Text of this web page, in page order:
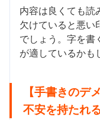
内容は良くても読
欠けていると悪い
でしょう。字を書
が適しているかも
【手書きのデ
不安を持たれ